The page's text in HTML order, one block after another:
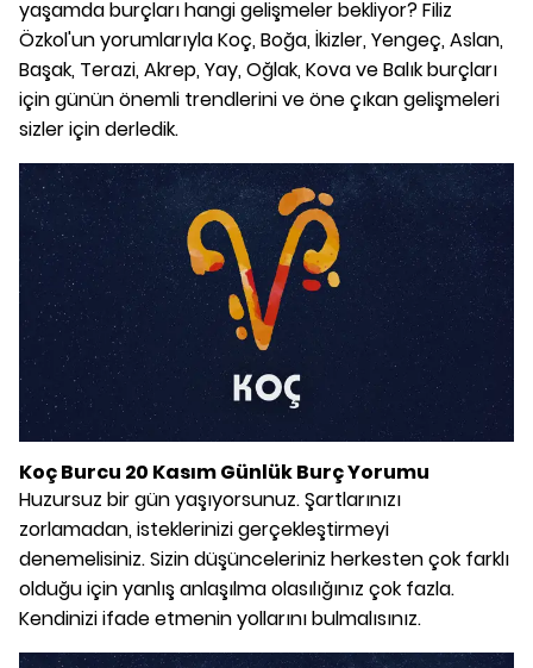
yaşamda burçları hangi gelişmeler bekliyor? Filiz
Özkol'un yorumlarıyla Koç, Boğa, İkizler, Yengeç, Aslan,
Başak, Terazi, Akrep, Yay, Oğlak, Kova ve Balık burçları
için günün önemli trendlerini ve öne çıkan gelişmeleri
sizler için derledik.
Koç Burcu 20 Kasım Günlük Burç Yorumu
Huzursuz bir gün yaşıyorsunuz. Şartlarınızı
zorlamadan, isteklerinizi gerçekleştirmeyi
denemelisiniz. Sizin düşünceleriniz herkesten çok farklı
olduğu için yanlış anlaşılma olasılığınız çok fazla.
Kendinizi ifade etmenin yollarını bulmalısınız.